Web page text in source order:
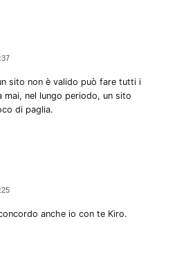
sito non è valido può fare tutti i
mai, nel lungo periodo, un sito
di paglia.
anche io con te Kiro.